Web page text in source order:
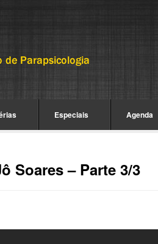
Especiais Agenda
Soares – Parte 3/3